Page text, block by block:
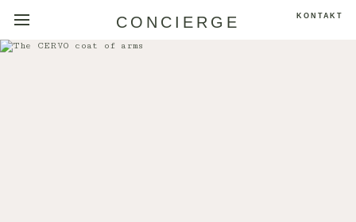
CONCIERGE KONTAKT